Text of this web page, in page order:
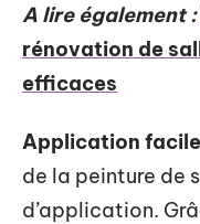
A lire également :
rénovation de
efficaces
Application facile
de la peinture de
d’application.